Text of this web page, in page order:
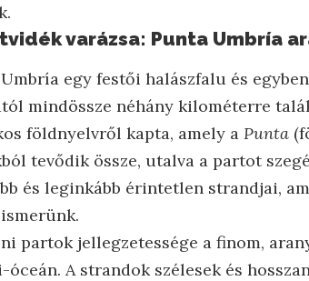
varázsa: Punta Umbría
egy festői halászfalu és
mindössze néhány kilométerre
földnyelvről kapta, amely a Punta
tevődik össze, utalva a partot
és leginkább érintetlen strandjai,
partok jellegzetessége a finom,
A strandok szélesek és